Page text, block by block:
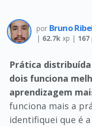
por Bruno
| 62.7kxp | 167
Prática
dois funciona
aprendizagem
funciona mais a
identifiquei que é